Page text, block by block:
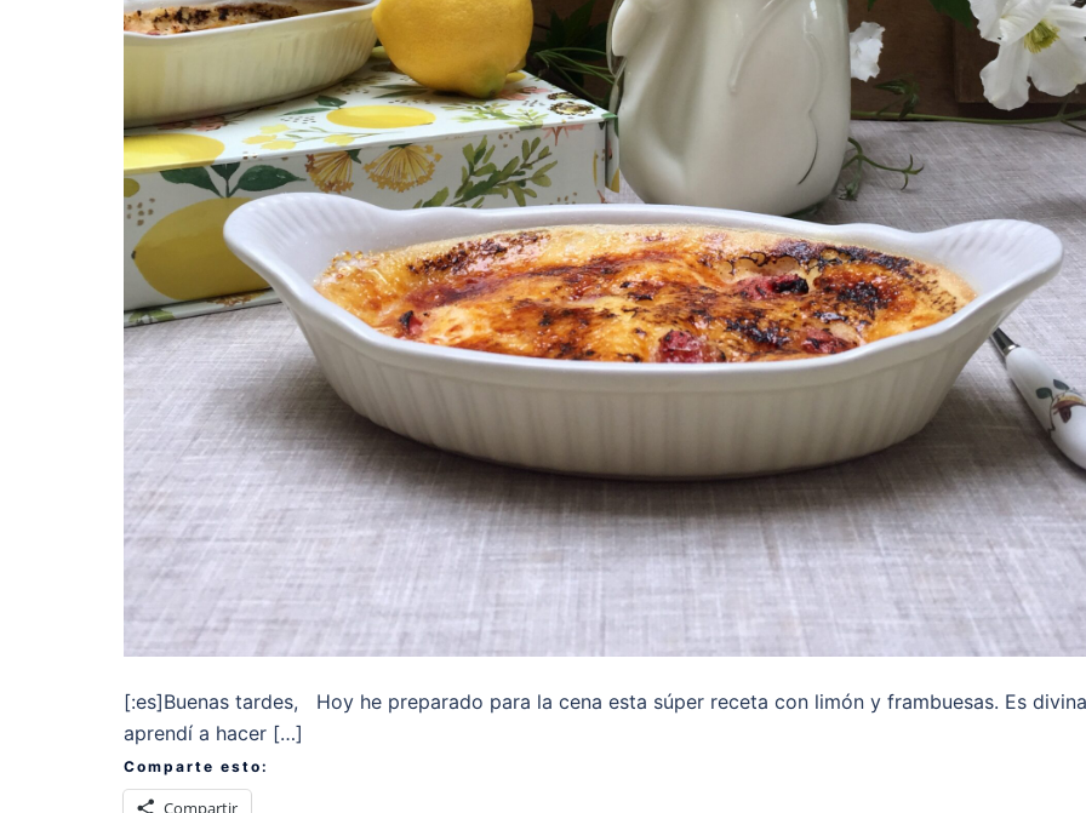
[:es]Buenas tardes, Hoy he preparado para la cena esta súper receta con limón y frambuesas. Es
aprendí a hacer […]
Comparte esto:
Compartir